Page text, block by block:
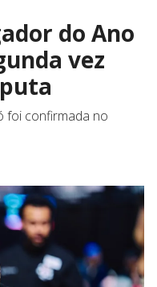
do Ano
vez
foi confirmada no